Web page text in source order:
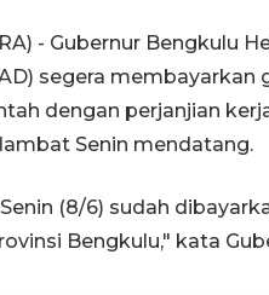
- Gubernur Bengkulu
segera membayarkan
dengan perjanjian
Senin mendatang.
(8/6) sudah
Bengkulu," kata